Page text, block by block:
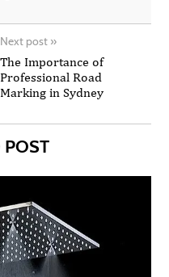
Next post »
The Importance of
Professional Road
Marking in Sydney
POST